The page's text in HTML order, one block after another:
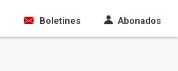
Boletines Abonados